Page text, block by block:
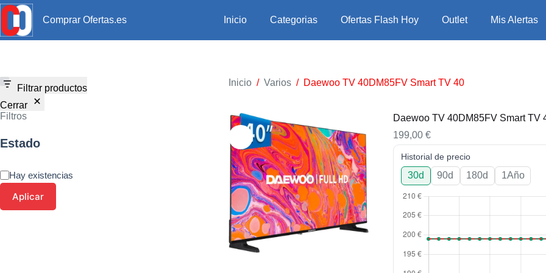
Comprar Ofertas.es Inicio Categorias Ofertas Flash Hoy Outlet Mis Alertas
Inicio / Varios / Daewoo TV 40DM85FV Smart TV 40
Daewoo TV 40DM85FV Smart TV
199,00€
Historial de precio
30d 90d 180d 1Año
Filtrar productos
Cerrar
Filtros
Estado
Hay existencias
Aplicar